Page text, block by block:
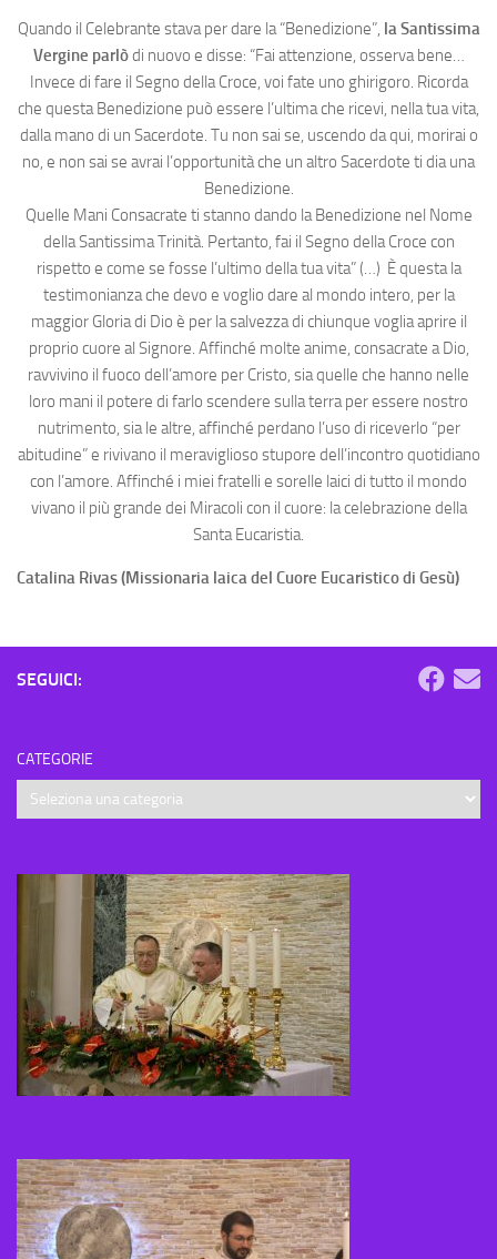
Quando il Celebrante stava per dare la “Benedizione”, la Santissima
Vergine parlòdi nuovo e disse: “Fai attenzione, osserva bene…
Invece di fare il Segno della Croce, voi fate uno ghirigoro. Ricorda
che questa Benedizione può essere l’ultima che ricevi, nella tua vita,
dalla mano di un Sacerdote. Tu non sai se, uscendo da qui, morirai o
no, e non sai se avrai l’opportunità che un altro Sacerdote ti dia una
Benedizione.
Quelle Mani Consacrate ti stanno dando la Benedizione nel Nome
della Santissima Trinità. Pertanto, fai il Segno della Croce con
rispetto e come se fosse l’ultimo della tua vita” (…) È questa la
testimonianza che devo e voglio dare al mondo intero, per la
maggior Gloria di Dio è per la salvezza di chiunque voglia aprire il
proprio cuore al Signore. Affinché molte anime, consacrate a Dio,
ravvivino il fuoco dell’amore per Cristo, sia quelle che hanno nelle
loro mani il potere di farlo scendere sulla terra per essere nostro
nutrimento, sia le altre, affinché perdano l’uso di riceverlo “per
abitudine” e rivivano il meraviglioso stupore dell’incontro quotidiano
con l’amore. Affinché i miei fratelli e sorelle laici di tutto il mondo
vivano il più grande dei Miracoli con il cuore: la celebrazione della
Santa Eucaristia.
Catalina Rivas (Missionaria laica del Cuore Eucaristico di Gesù)
SEGUICI:
CATEGORIE
Categorie